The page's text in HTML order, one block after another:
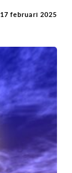
17 februari 2025